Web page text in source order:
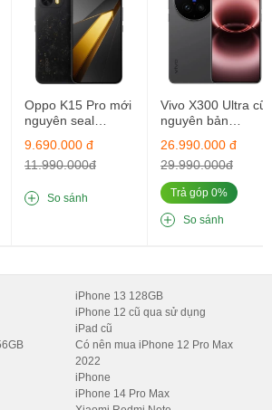
khác biệt khi cuộn feed, chơi game
giữ màu – giữ độ tương phản khi đứng
nhấp nháy khi giảm độ sáng, phù hợp
ban đêm.
là “rạp chiếu mini” vừa mắt, vừa mượt
+ GPU Immortalis-G925 cho khung hình
hoạ cao với game eSports.
nhanh, chuyển app “tạch tạch”.
năng cao trong OriginOS khi chơi game
Oppo K15 Pro mới
nguyên seal
9.690.000 đ
11.990.000đ
So sánh
Vivo X300 Ultra cũ
nguyên bản
26.990.000 đ
29.990.000đ
Trả góp 0%
So sánh
iPhone 13 128GB
iPhone 12 cũ qua sử dụng
iPad cũ
Có nên mua iPhone 12 Pro Max
2022
iPhone
iPhone 14 Pro Max